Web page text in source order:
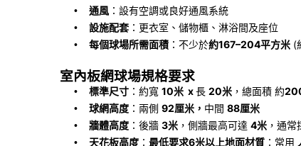
• 通風 ：設有空調或良好通風系統
• 設施配套 ：更衣室、儲物櫃、淋浴間及座位
• 每個球場所需面積 ：不少於約167–204平方米 (
室內板網球場規格要求
• 標準尺寸 ：約寬 10米 x長 20米 ，總面積 約
• 球網高度 ：兩側 92厘米， 中間 88厘米
• 牆體高度 ：後牆 3米 ，側牆最高可達 4米 ，通常
• 天花板高度 ： 最低要求6米以上地面材質 ：常用